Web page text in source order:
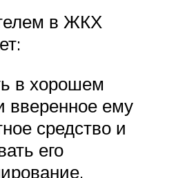
в ЖКХ
в хорошем
вверенное ему
средство и
его